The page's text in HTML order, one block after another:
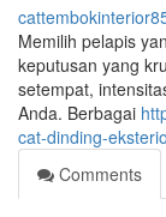
Memilih pelapis
keputusan yang
setempat,
Anda. Berbagai
cat-dinding-
Comments